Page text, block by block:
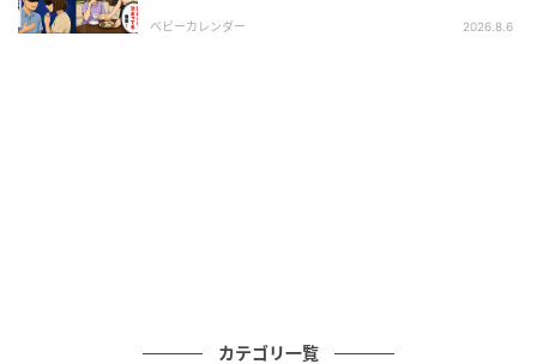
ベビーカレンダー 2026.8.6
カテゴリ一覧